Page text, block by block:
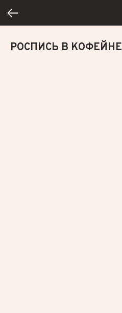
РОСПИСЬ В КОФЕЙНЕ